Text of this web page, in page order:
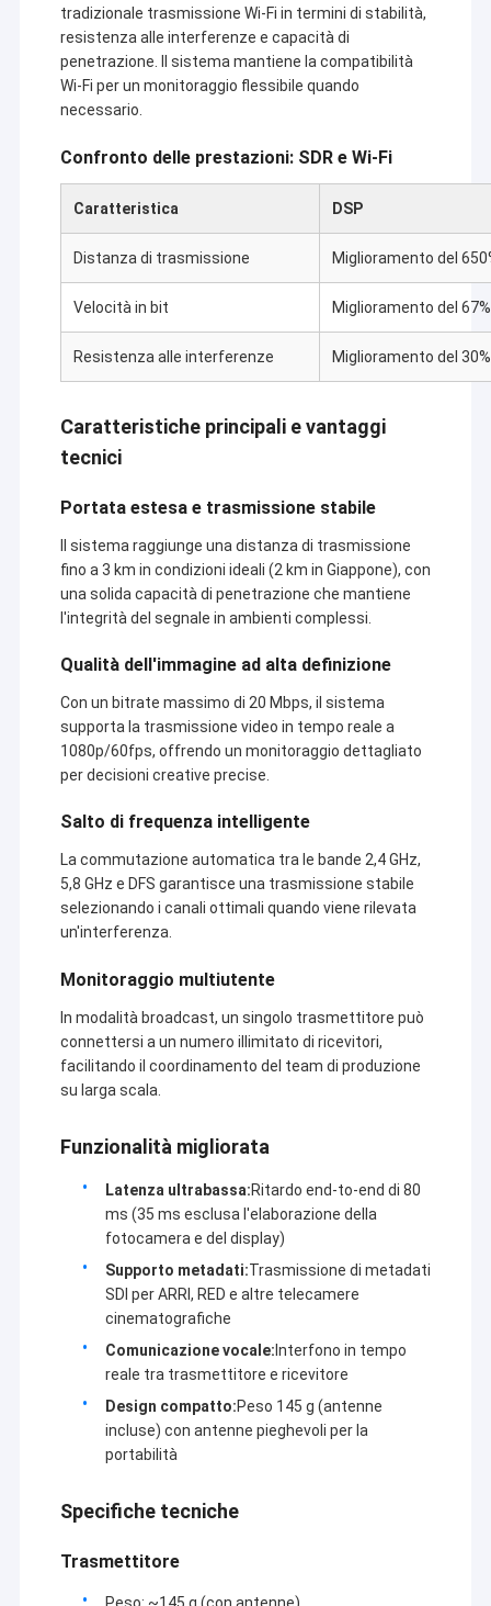
tradizionale trasmissione Wi-Fi in termini di stabilità,
resistenza alle interferenze e capacità di
penetrazione. Il sistema mantiene la compatibilità
Wi-Fi per un monitoraggio flessibile quando
necessario.
Confronto delle prestazioni: SDR e Wi-Fi
Caratteristica DSP
Distanza di trasmissione Miglioramento del
Velocità in bit Miglioramento del
Resistenza alle interferenze Miglioramento del
Caratteristiche principali e vantaggi
tecnici
Portata estesa e trasmissione stabile
Il sistema raggiunge una distanza di trasmissione
fino a 3 km in condizioni ideali (2 km in Giappone), con
una solida capacità di penetrazione che mantiene
l'integrità del segnale in ambienti complessi.
Qualità dell'immagine ad alta definizione
Con un bitrate massimo di 20 Mbps, il sistema
supporta la trasmissione video in tempo reale a
1080p/60fps, offrendo un monitoraggio dettagliato
per decisioni creative precise.
Salto di frequenza intelligente
La commutazione automatica tra le bande 2,4 GHz,
5,8 GHz e DFS garantisce una trasmissione stabile
selezionando i canali ottimali quando viene rilevata
un'interferenza.
Monitoraggio multiutente
In modalità broadcast, un singolo trasmettitore può
connettersi a un numero illimitato di ricevitori,
facilitando il coordinamento del team di produzione
su larga scala.
Funzionalità migliorata
Latenza ultrabassa:Ritardo end-to-end di 80
ms (35 ms esclusa l'elaborazione della
fotocamera e del display)
Supporto metadati:Trasmissione di metadati
SDI per ARRI, RED e altre telecamere
cinematografiche
Comunicazione vocale:Interfono in tempo
reale tra trasmettitore e ricevitore
Design compatto:Peso 145 g (antenne
incluse) con antenne pieghevoli per la
portabilità
Specifiche tecniche
Trasmettitore
Peso: ~145 g (con antenne)
Shenzhen Sinosun Technology Co., Ltd. si occupa da
sviluppo di prodotti, applicazioni e ingegneria di rete.
Negli ultimi dieci anni, sulla base dell'assorbimento di